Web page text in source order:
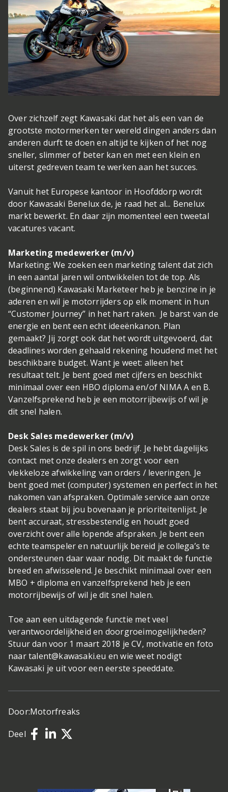
Over zichzelf zegt Kawasaki dat het als een van de
grootste motormerken ter wereld dingen anders dan
anderen durft te doen en altijd te kijken of het nog
sneller, slimmer of beter kan en met een klein en
uiterst gedreven team te werken aan het succes.
Vanuit het Europese kantoor in Hoofddorp wordt
door Kawasaki Benelux de, je raad het al... Benelux
markt bewerkt. En daar zijn momenteel een tweetal
vacatures vacant.
Marketing medewerker (m/v)
Marketing: We zoeken een marketing talent dat zich
in een aantal jaren wil ontwikkelen tot de top. Als
(beginnend) Kawasaki Marketeer heb je benzine in je
aderen en wil je motorrijders op elk moment in hun
“Customer Journey” in het hart raken. Je barst van de
energie en bent een echt ideeënkanon. Plan
gemaakt? Jij zorgt ook dat het wordt uitgevoerd, dat
deadlines worden gehaald rekening houdend met het
beschikbare budget. Want je weet: alleen het
resultaat telt. Je bent goed met cijfers en beschikt
minimaal over een HBO diploma en/of NIMA A en B.
Vanzelfsprekend heb je een motorrijbewijs of wil je
dit snel halen.
Desk Sales medewerker (m/v)
Desk Sales is de spil in ons bedrijf. Je hebt dagelijks
contact met onze dealers en zorgt voor een
vlekkeloze afwikkeling van orders / leveringen. Je
bent goed met (computer) systemen en perfect in het
nakomen van afspraken. Optimale service aan onze
dealers staat bij jou bovenaan je prioriteitenlijst. Je
bent accuraat, stressbestendig en houdt goed
overzicht over alle lopende afspraken. Je bent een
echte teamspeler en natuurlijk bereid je collega’s te
ondersteunen daar waar nodig. Dit maakt de functie
breed en afwisselend. Je beschikt minimaal over een
MBO + diploma en vanzelfsprekend heb je een
motorrijbewijs of wil je dit snel halen.
Toe aan een uitdagende functie met veel
verantwoordelijkheid en doorgroeimogelijkheden?
Stuur dan voor 1 maart 2018 je CV, motivatie en foto
naartalent@kawasaki.eu en wie weet nodigt
Kawasaki je uit voor een eerste speeddate.
Door:Motorfreaks
Deel